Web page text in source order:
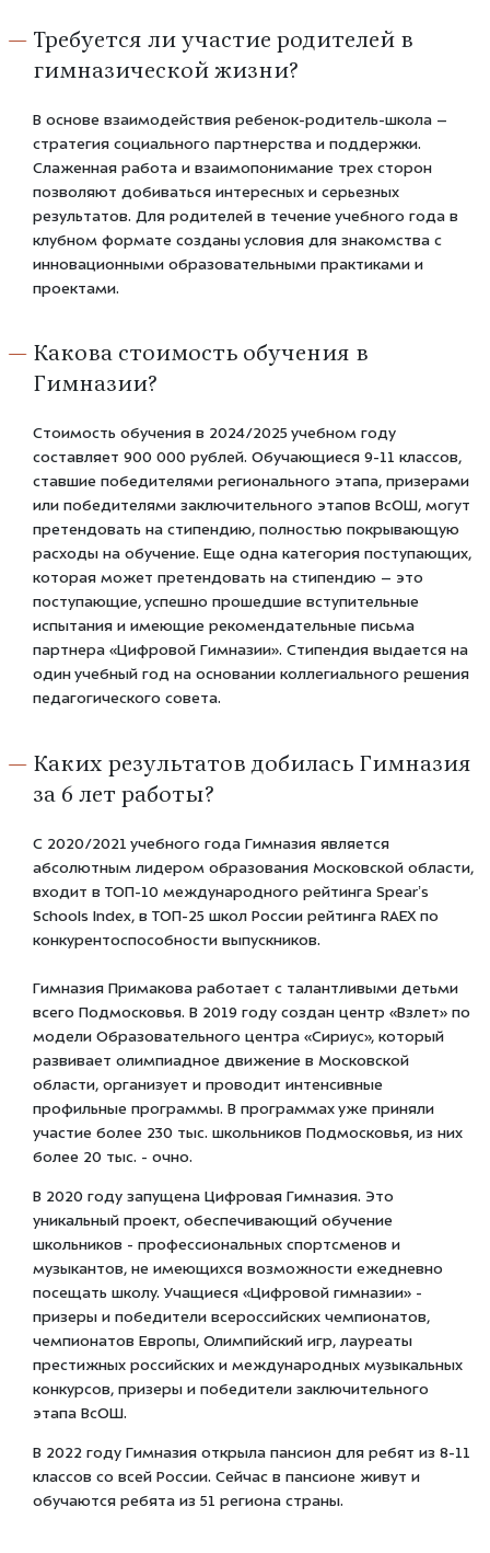
Требуется ли участие родителей в
гимназической жизни?
В основе взаимодействия ребенок-родитель-школа –
стратегия социального партнерства и поддержки.
Слаженная работа и взаимопонимание трех сторон
позволяют добиваться интересных и серьезных
результатов. Для родителей в течение учебного года в
клубном формате созданы условия для знакомства с
инновационными образовательными практиками и
проектами.
Какова стоимость обучения в
Гимназии?
Стоимость обучения в 2024/2025 учебном году
составляет 900 000 рублей. Обучающиеся 9-11 классов,
ставшие победителями регионального этапа, призерами
или победителями заключительного этапов ВсОШ, могут
претендовать на стипендию, полностью покрывающую
расходы на обучение. Еще одна категория поступающих,
которая может претендовать на стипендию – это
поступающие, успешно прошедшие вступительные
испытания и имеющие рекомендательные письма
партнера «Цифровой Гимназии». Стипендия выдается на
один учебный год на основании коллегиального решения
педагогического совета.
Каких результатов добилась Гимназия
за 6 лет работы?
С 2020/2021 учебного года Гимназия является
абсолютным лидером образования Московской области,
входит в ТОП-10 международного рейтинга Spear’s
Schools Index, в ТОП-25 школ России рейтинга RAEX по
конкурентоспособности выпускников.
Гимназия Примакова работает с талантливыми детьми
всего Подмосковья. В 2019 году создан центр «Взлет» по
модели Образовательного центра «Сириус», который
развивает олимпиадное движение в Московской
области, организует и проводит интенсивные
профильные программы. В программах уже приняли
участие более 230 тыс. школьников Подмосковья, из них
более 20 тыс. - очно.
В 2020 году запущена Цифровая Гимназия. Это
уникальный проект, обеспечивающий обучение
школьников - профессиональных спортсменов и
музыкантов, не имеющихся возможности ежедневно
посещать школу. Учащиеся «Цифровой гимназии» -
призеры и победители всероссийских чемпионатов,
чемпионатов Европы, Олимпийский игр, лауреаты
престижных российских и международных музыкальных
конкурсов, призеры и победители заключительного
этапа ВсОШ.
В 2022 году Гимназия открыла пансион для ребят из 8-11
классов со всей России. Сейчас в пансионе живут и
обучаются ребята из 51 региона страны.